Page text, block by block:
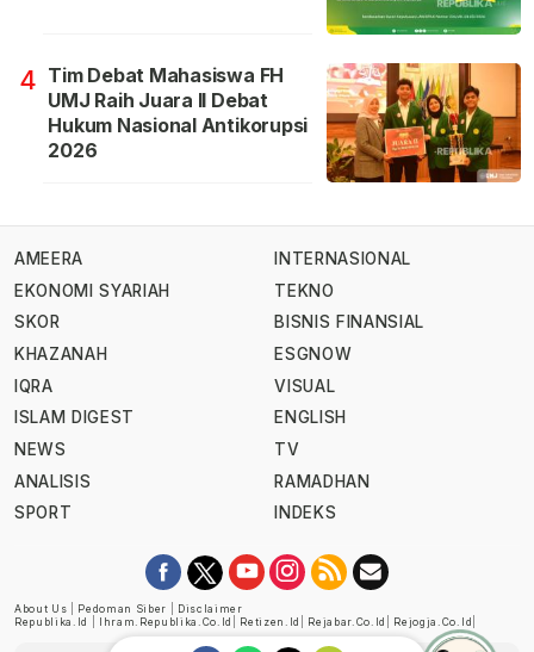
4 Tim Debat Mahasiswa FH
UMJ Raih Juara II Debat
Hukum Nasional Antikorupsi
2026
AMEERA
EKONOMI SYARIAH
SKOR
KHAZANAH
IQRA
ISLAM DIGEST
NEWS
ANALISIS
SPORT
INTERNASIONAL
TEKNO
BISNIS FINANSIAL
ESGNOW
VISUAL
ENGLISH
TV
RAMADHAN
INDEKS
About Us Pedoman Siber
Disclaimer
Republika.id
Ihram.republika.co.id Retizen.id Rejabar.co.id Rejogja.co.id